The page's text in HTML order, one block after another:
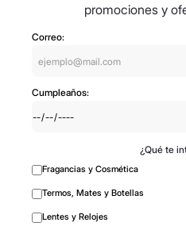
promociones y
Correo:
Cumpleaños:
¿Qué te
Fragancias y Cosmética
Termos, Mates y Botellas
Lentes y Relojes